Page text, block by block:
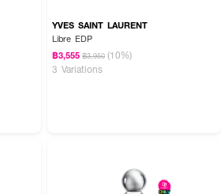
YVES SAINT LAURENT
Libre EDP
฿3,555 ฿3,950 (10%)
3 Variations